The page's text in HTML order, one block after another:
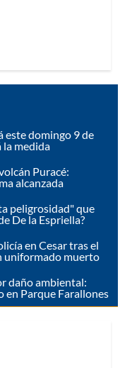
este domingo 9 de
la medida
Puracé:
alcanzada
peligrosidad" que
De la Espriella?
en Cesar tras el
uniformado muerto
daño ambiental:
en Parque Farallones